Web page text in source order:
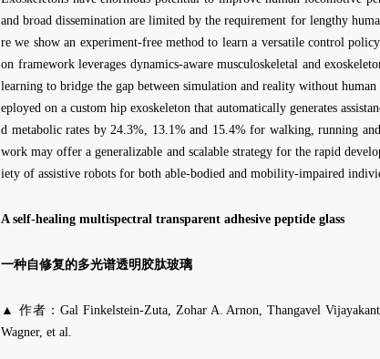
and broad dissemination are limited by the requirement for lengthy
re we show an experiment-free method to learn a versatile control
on framework leverages dynamics-aware musculoskeletal and
learning to bridge the gap between simulation and reality without
eployed on a custom hip exoskeleton that automatically generates
d metabolic rates by 24.3%, 13.1% and 15.4% for walking, running
work may offer a generalizable and scalable strategy for the rapid
iety of assistive robots for both able-bodied and mobility-impaired
A self-healing multispectral transparent adhesive peptide glass
一种自修复的多光谱透明胶肽玻璃
▲ 作者：Gal Finkelstein-Zuta, Zohar A. Arnon, Thangavel
Wagner, et al.